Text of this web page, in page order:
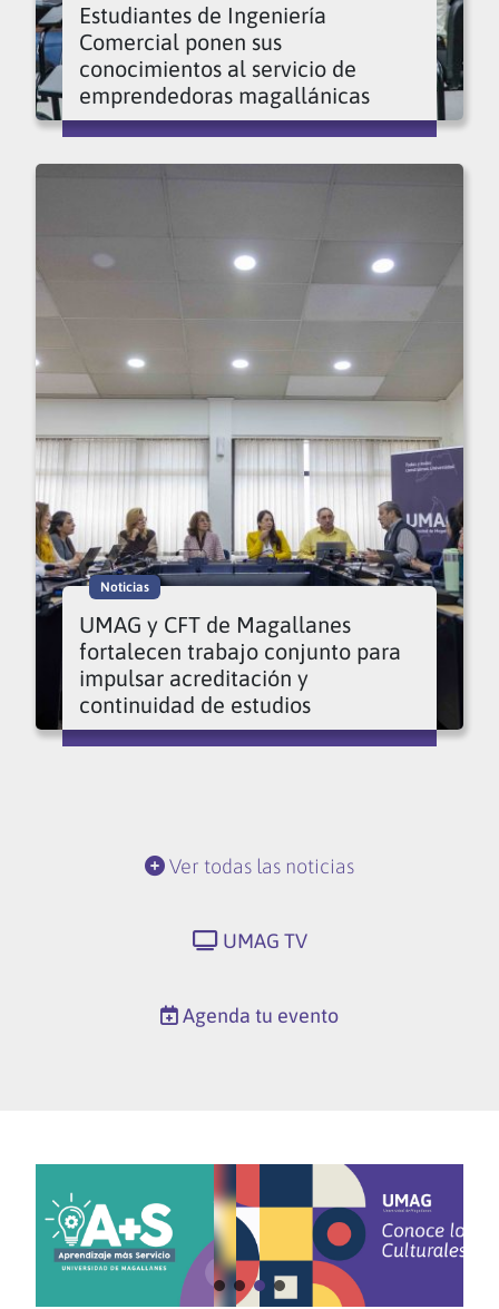
Estudiantes de Ingeniería
Comercial ponen sus
conocimientos al servicio de
emprendedoras magallánicas
Noticias
UMAG y CFT de Magallanes
fortalecen trabajo conjunto para
impulsar acreditación y
continuidad de estudios
Ver todas las noticias
UMAG TV
Agenda tu evento